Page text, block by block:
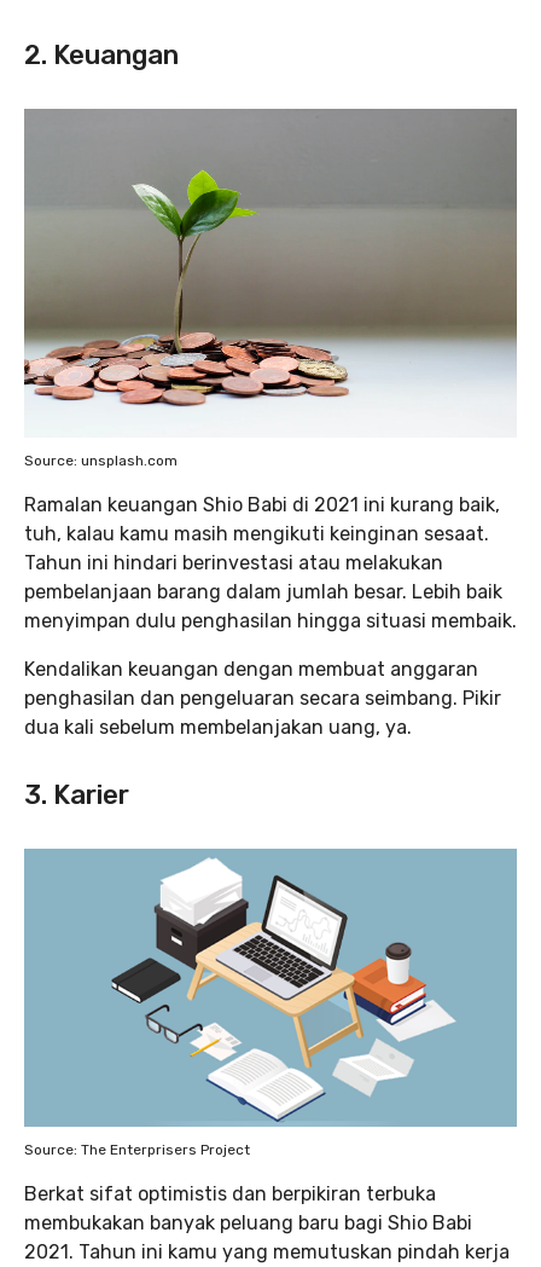
2. Keuangan
Source: unsplash.com
Ramalan keuangan Shio Babi di 2021 ini kurang baik,
tuh, kalau kamu masih mengikuti keinginan sesaat.
Tahun ini hindari berinvestasi atau melakukan
pembelanjaan barang dalam jumlah besar. Lebih baik
menyimpan dulu penghasilan hingga situasi membaik.
Kendalikan keuangan dengan membuat anggaran
penghasilan dan pengeluaran secara seimbang. Pikir
dua kali sebelum membelanjakan uang, ya.
3. Karier
Source: The Enterprisers Project
Berkat sifat optimistis dan berpikiran terbuka
membukakan banyak peluang baru bagi Shio Babi
2021. Tahun ini kamu yang memutuskan pindah kerja